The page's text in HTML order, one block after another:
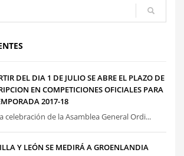
DEL DIA 1 DE JULIO SE ABRE EL PLAZO DE
EN COMPETICIONES OFICIALES PARA
2017-18
celebración de la Asamblea General Ordi...
Y LEÓN SE MEDIRÁ A GROENLANDIA